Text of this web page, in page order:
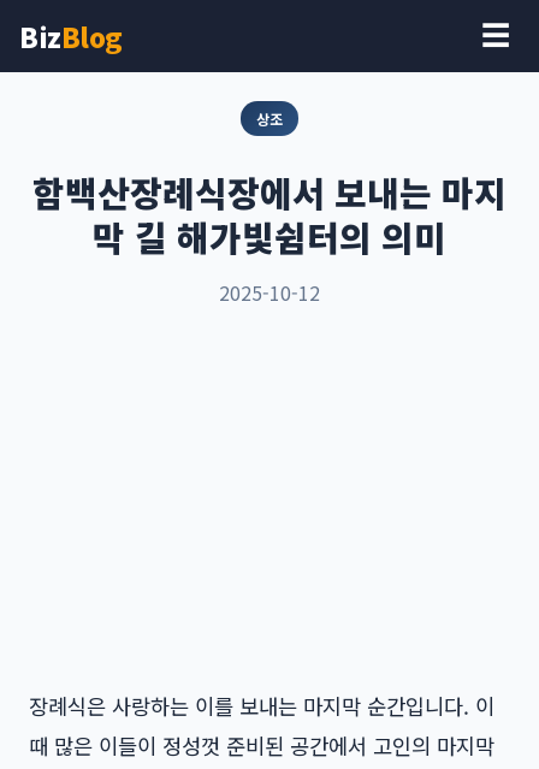
BizBlog ☰
상조
함백산장례식장에서 보내는 마지
막 길 해가빛쉼터의 의미
2025-10-12
장례식은 사랑하는 이를 보내는 마지막 순간입니다. 이
때 많은 이들이 정성껏 준비된 공간에서 고인의 마지막